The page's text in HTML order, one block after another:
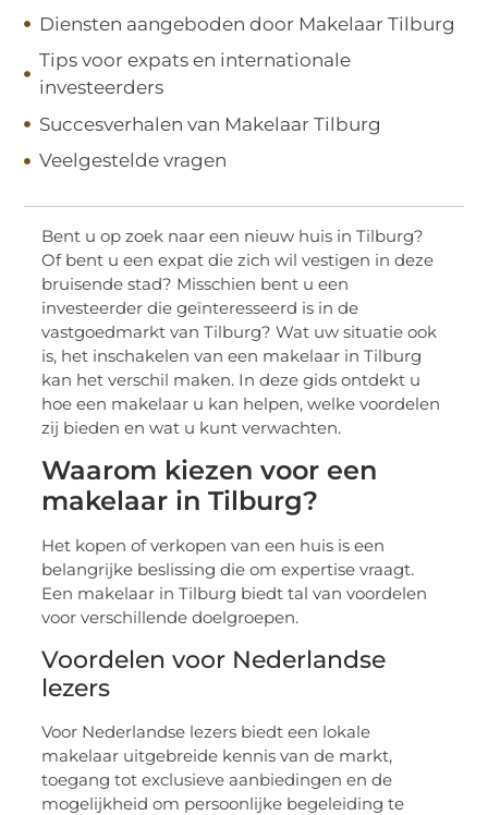
Diensten aangeboden door Makelaar Tilburg
Tips voor expats en internationale
investeerders
Succesverhalen van Makelaar Tilburg
Veelgestelde vragen
Bent u op zoek naar een nieuw huis in Tilburg?
Of bent u een expat die zich wil vestigen in deze
bruisende stad? Misschien bent u een
investeerder die geïnteresseerd is in de
vastgoedmarkt van Tilburg? Wat uw situatie ook
is, het inschakelen van een makelaar in Tilburg
kan het verschil maken. In deze gids ontdekt u
hoe een makelaar u kan helpen, welke voordelen
zij bieden en wat u kunt verwachten.
Waarom kiezen voor een
makelaar in Tilburg?
Het kopen of verkopen van een huis is een
belangrijke beslissing die om expertise vraagt.
Een makelaar in Tilburg biedt tal van voordelen
voor verschillende doelgroepen.
Voordelen voor Nederlandse
lezers
Voor Nederlandse lezers biedt een lokale
makelaar uitgebreide kennis van de markt,
toegang tot exclusieve aanbiedingen en de
mogelijkheid om persoonlijke begeleiding te